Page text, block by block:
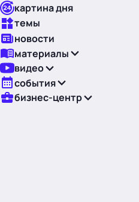
картина дня
темы
новости
материалы
видео
события
бизнес-центр